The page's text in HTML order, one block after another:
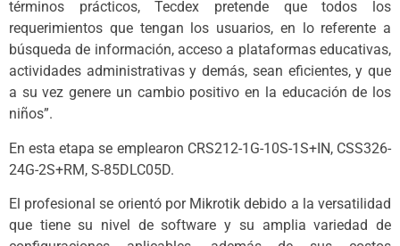
términos prácticos, Tecdex pretende que todos los
requerimientos que tengan los usuarios, en lo referente a
búsqueda de información, acceso a plataformas educativas,
actividades administrativas y demás, sean eficientes, y que
a su vez genere un cambio positivo en la educación de los
niños”.
En esta etapa se emplearon CRS212-1G-10S-1S+IN, CSS326-
24G-2S+RM, S-85DLC05D.
El profesional se orientó por Mikrotik debido a la versatilidad
que tiene su nivel de software y su amplia variedad de